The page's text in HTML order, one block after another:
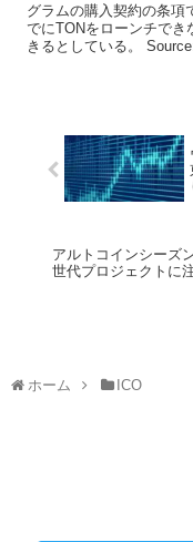
グラムの購入契約の条項
でにTONをローンチでき
きるとしている。
アルトコインシーズ
世代プロジェクトに
ホーム ICO